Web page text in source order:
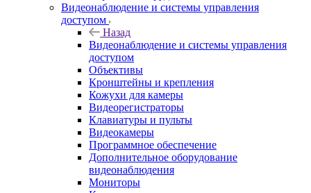
Видеонаблюдение и системы управления
доступом
Назад
Видеонаблюдение и системы управления
доступом
Объективы
Кронштейны и крепления
Кожухи для камеры
Видеорегистраторы
Клавиатуры и пульты
Видеокамеры
Программное обеспечение
Дополнительное оборудование
видеонаблюдения
Мониторы